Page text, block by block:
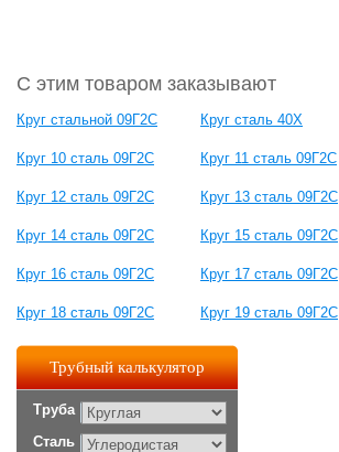
С этим товаром заказывают
Круг стальной 09Г2С Круг сталь 40Х
Круг 10 сталь 09Г2С Круг 11 сталь 09Г2С
Круг 12 сталь 09Г2С Круг 13 сталь 09Г2С
Круг 14 сталь 09Г2С Круг 15 сталь 09Г2С
Круг 16 сталь 09Г2С Круг 17 сталь 09Г2С
Круг 18 сталь 09Г2С Круг 19 сталь 09Г2С
Трубный калькулятор
Труба
Сталь